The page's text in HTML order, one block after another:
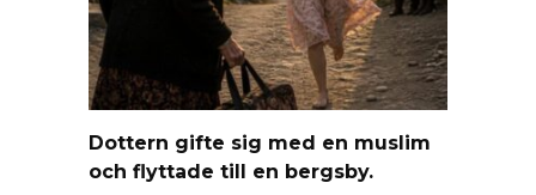
Dottern gifte sig med en muslim
och flyttade till en bergsby.